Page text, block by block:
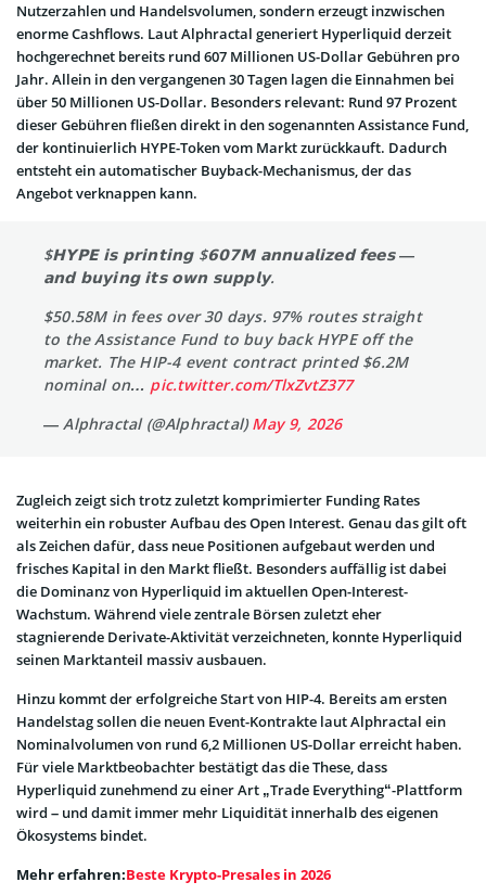
Nutzerzahlen und Handelsvolumen, sondern erzeugt inzwischen
enorme Cashflows. Laut Alphractal generiert Hyperliquid derzeit
hochgerechnet bereits rund 607 Millionen US-Dollar Gebühren pro
Jahr. Allein in den vergangenen 30 Tagen lagen die Einnahmen bei
über 50 Millionen US-Dollar. Besonders relevant: Rund 97 Prozent
dieser Gebühren fließen direkt in den sogenannten Assistance Fund,
der kontinuierlich HYPE-Token vom Markt zurückkauft. Dadurch
entsteht ein automatischer Buyback-Mechanismus, der das
Angebot verknappen kann.
$𝗛𝗬𝗣𝗘 𝗶𝘀 𝗽𝗿𝗶𝗻𝘁𝗶𝗻𝗴 $𝟲𝟬𝟳𝗠 𝗮𝗻𝗻𝘂𝗮𝗹𝗶𝘇𝗲𝗱 𝗳𝗲𝗲𝘀 —
𝗮𝗻𝗱 𝗯𝘂𝘆𝗶𝗻𝗴 𝗶𝘁𝘀 𝗼𝘄𝗻 𝘀𝘂𝗽𝗽𝗹𝘆.
$50.58M in fees over 30 days. 97% routes straight
to the Assistance Fund to buy back HYPE off the
market. The HIP-4 event contract printed $6.2M
nominal on… pic.twitter.com/TlxZvtZ377
— Alphractal (@Alphractal)May 9, 2026
Zugleich zeigt sich trotz zuletzt komprimierter Funding Rates
weiterhin ein robuster Aufbau des Open Interest. Genau das gilt oft
als Zeichen dafür, dass neue Positionen aufgebaut werden und
frisches Kapital in den Markt fließt. Besonders auffällig ist dabei
die Dominanz von Hyperliquid im aktuellen Open-Interest-
Wachstum. Während viele zentrale Börsen zuletzt eher
stagnierende Derivate-Aktivität verzeichneten, konnte Hyperliquid
seinen Marktanteil massiv ausbauen.
Hinzu kommt der erfolgreiche Start von HIP-4. Bereits am ersten
Handelstag sollen die neuen Event-Kontrakte laut Alphractal ein
Nominalvolumen von rund 6,2 Millionen US-Dollar erreicht haben.
Für viele Marktbeobachter bestätigt das die These, dass
Hyperliquid zunehmend zu einer Art „Trade Everything“-Plattform
wird – und damit immer mehr Liquidität innerhalb des eigenen
Ökosystems bindet.
Mehr erfahren:Beste Krypto-Presales in 2026